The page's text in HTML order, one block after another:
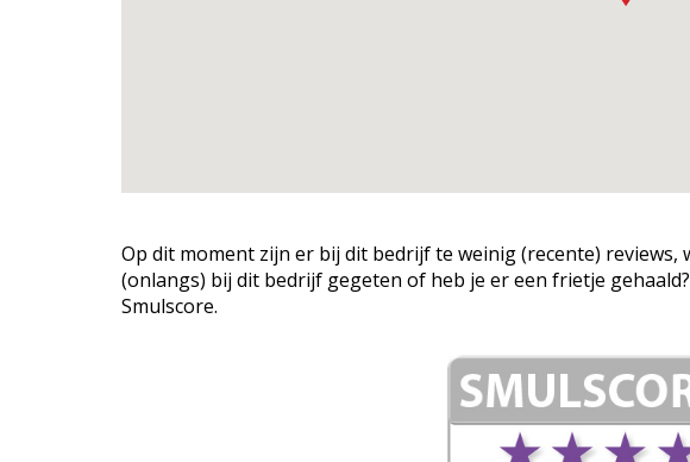
Op dit moment zijn er bij dit bedrijf te weinig (recente) reviews,
(onlangs) bij dit bedrijf gegeten of heb je er een frietje
Smulscore.